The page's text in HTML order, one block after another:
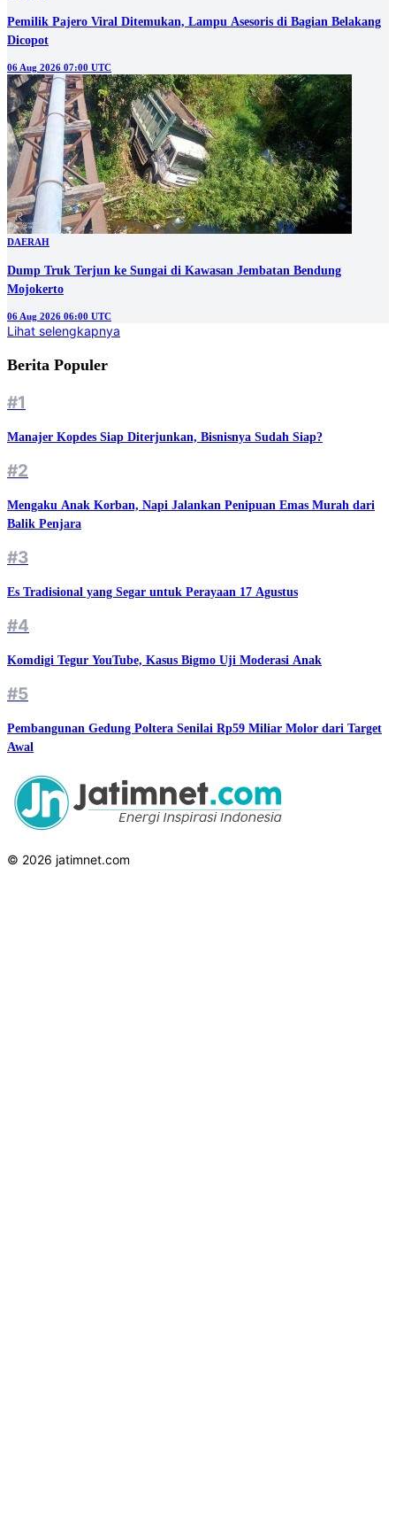
Pemilik Pajero Viral Ditemukan, Lampu Asesoris di Bagian Belakang
Dicopot
06 Aug 2026 07:00 UTC
DAERAH
Dump Truk Terjun ke Sungai di Kawasan Jembatan Bendung
Mojokerto
06 Aug 2026 06:00 UTC
Lihat selengkapnya
Berita Populer
#1
Manajer Kopdes Siap Diterjunkan, Bisnisnya Sudah Siap?
#2
Mengaku Anak Korban, Napi Jalankan Penipuan Emas Murah dari
Balik Penjara
#3
Es Tradisional yang Segar untuk Perayaan 17 Agustus
#4
Komdigi Tegur YouTube, Kasus Bigmo Uji Moderasi Anak
#5
Pembangunan Gedung Poltera Senilai Rp59 Miliar Molor dari Target
Awal
© 2026 jatimnet.com